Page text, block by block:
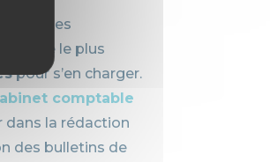
et des
le plus
pour s’en charger.
comptable
dans la rédaction
des bulletins de